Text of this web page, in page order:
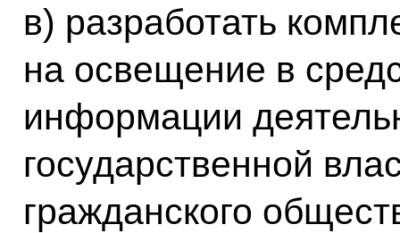
в) разработать
на освещение в
информации
государственной
гражданского